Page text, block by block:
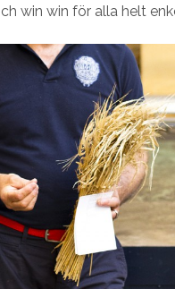
win win för alla helt